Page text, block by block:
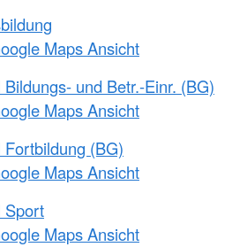
Maps Ansicht
und Betr.-Einr. (BG)
Maps Ansicht
(BG)
Maps Ansicht
Sport
Maps Ansicht